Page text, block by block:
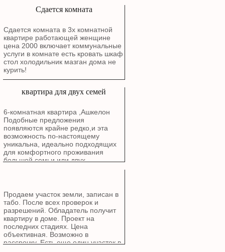
Сдается комната
Сдается комната в 3х комнатной
квартире работающей женщине
цена 2000 включает коммунальные
услуги в комнате есть кровать шкаф
стол холодильник мазган дома не
курить!
квартира для двух семей
6-комнатная квартира ,Ашкелон
Подобные предложения
появляются крайне редко,и эта
возможность по-настоящему
уникальна, идеально подходящих
для комфортного проживания
большой семьи или двух
и Эко-парка. Все рядом: Школы,
детские сады.Особенности
квартиры: Квартира общей
площадью 6 комнат (планировка: 2
комнаты + 4 комнаты)
спроектирована для максимального
комфорта и уюта. Расположена в
Продаем участок земли, записан в
табо. После всех проверок и
разрешений. Обладатель получит
квартиру в доме. Проект на
последних стадиях. Цена
объективная. Возможно в
рассрочку. Есть еще один участок в